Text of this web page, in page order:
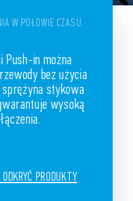
W POŁOWIE CZASU
Push-in można
bez użycia
sprężyna stykowa
wysoką
PRODUKTY